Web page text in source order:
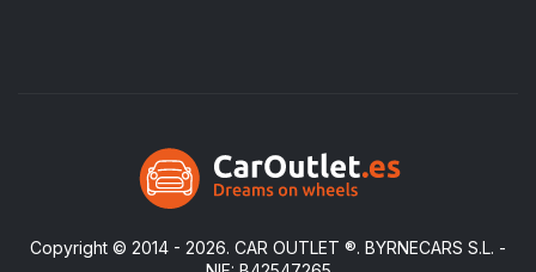
Copyright © 2014 - 2026. CAR OUTLET ®. BYRNECARS S.L. -